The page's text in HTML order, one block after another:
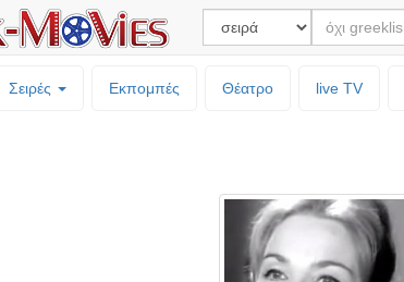
Σειρές Εκπομπές Θέατρο live TV